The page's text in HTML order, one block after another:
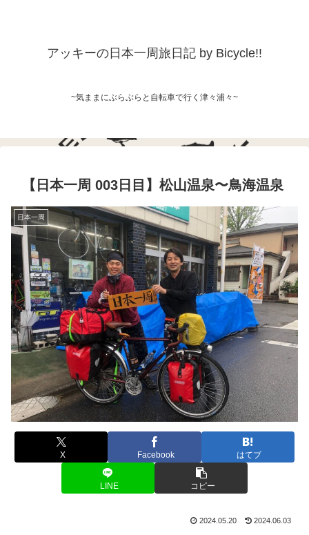
アッキーの日本一周旅日記 by Bicycle!!
~気ままにぶらぶらと自転車で行く津々浦々~
【日本一周 003日目】松山温泉〜鳥海温泉
日本一周
X Facebook はてブ
LINE コピー
2024.05.20 2024.06.03